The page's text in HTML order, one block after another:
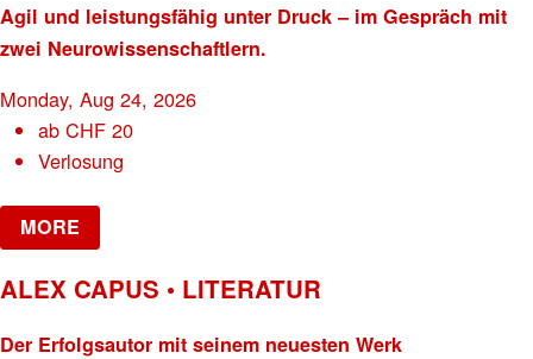
Agil und leistungsfähig unter Druck – im Gespräch mit
zwei Neurowissenschaftlern.
Monday, Aug 24, 2026
abCHF 20
Verlosung
MORE
ALEX CAPUS • LITERATUR
Der Erfolgsautor mit seinem neuesten Werk